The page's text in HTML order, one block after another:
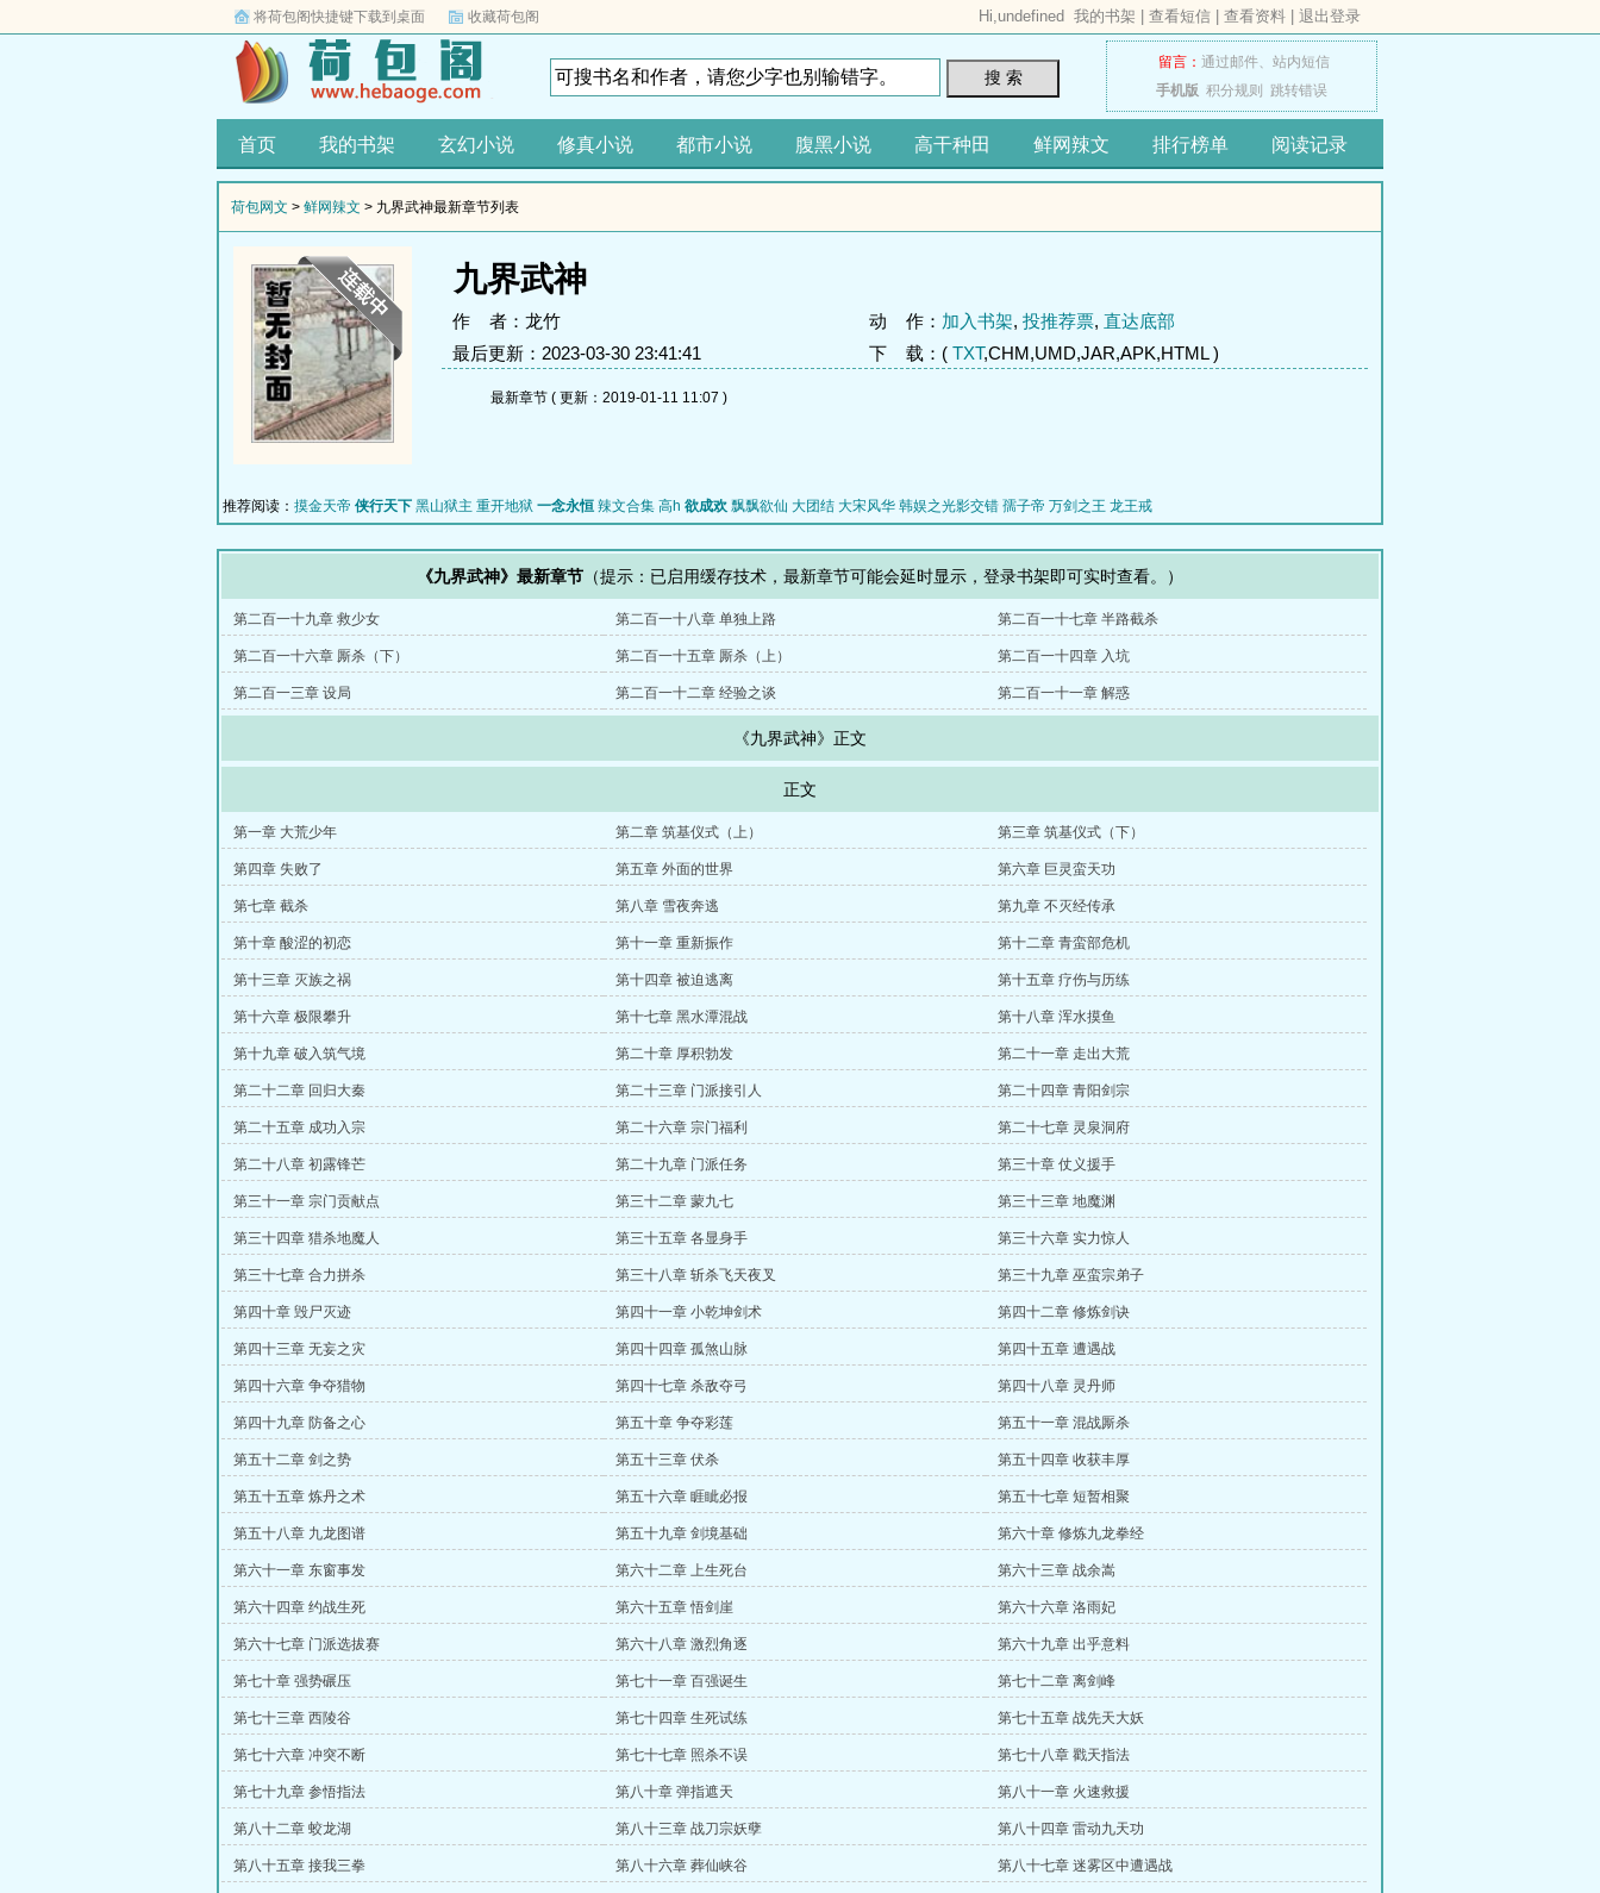
将荷包阁快捷键下载到桌面 收藏荷包阁 Hi,undefined 我的书架 查看短信 查看资料 退出登录
搜 索
留言： 通过邮件、 站内短信
手机版 积分规则 跳转错误
首页 我的书架 玄幻小说 修真小说 都市小说 腹黑小说 高干种田 鲜网辣文 排行榜单 阅读记录
荷包网文 > 鲜网辣文 > 九界武神最新章节列表
九界武神
作 者：龙竹 动 作： 加入书架, 投推荐票, 直达底部
最后更新：2023-03-30 23:41:41
下 载：( TXT,CHM,UMD,JAR,APK,HTML )
最新章节 ( 更新：2019-01-11 11:07 )
推荐阅读： 摸金天帝 侠行天下 黑山狱主 重开地狱 一念永恒 辣文合集 高h 欲成欢 飘飘欲仙 大团结 大宋风华 韩娱之光影交错 孺子帝 万剑之王 龙王戒
《九界武神》最新章节 （提示：已启用缓存技术，最新章节可能会延时显示，登录书架即可实时查看。）
第二百一十九章 救少女 第二百一十八章 单独上路 第二百一十七章 半路截杀
第二百一十六章 厮杀（下） 第二百一十五章 厮杀（上） 第二百一十四章 入坑
第二百一三章 设局 第二百一十二章 经验之谈 第二百一十一章 解惑
《九界武神》正文
正文
第一章 大荒少年 第二章 筑基仪式（上） 第三章 筑基仪式（下）
第四章 失败了 第五章 外面的世界 第六章 巨灵蛮天功
第七章 截杀 第八章 雪夜奔逃 第九章 不灭经传承
第十章 酸涩的初恋 第十一章 重新振作 第十二章 青蛮部危机
第十三章 灭族之祸 第十四章 被迫逃离 第十五章 疗伤与历练
第十六章 极限攀升 第十七章 黑水潭混战 第十八章 浑水摸鱼
第十九章 破入筑气境 第二十章 厚积勃发 第二十一章 走出大荒
第二十二章 回归大秦 第二十三章 门派接引人 第二十四章 青阳剑宗
第二十五章 成功入宗 第二十六章 宗门福利 第二十七章 灵泉洞府
第二十八章 初露锋芒 第二十九章 门派任务 第三十章 仗义援手
第三十一章 宗门贡献点 第三十二章 蒙九七 第三十三章 地魔渊
第三十四章 猎杀地魔人 第三十五章 各显身手 第三十六章 实力惊人
第三十七章 合力拼杀 第三十八章 斩杀飞天夜叉 第三十九章 巫蛮宗弟子
第四十章 毁尸灭迹 第四十一章 小乾坤剑术 第四十二章 修炼剑诀
第四十三章 无妄之灾 第四十四章 孤煞山脉 第四十五章 遭遇战
第四十六章 争夺猎物 第四十七章 杀敌夺弓 第四十八章 灵丹师
第四十九章 防备之心 第五十章 争夺彩莲 第五十一章 混战厮杀
第五十二章 剑之势 第五十三章 伏杀 第五十四章 收获丰厚
第五十五章 炼丹之术 第五十六章 睚眦必报 第五十七章 短暂相聚
第五十八章 九龙图谱 第五十九章 剑境基础 第六十章 修炼九龙拳经
第六十一章 东窗事发 第六十二章 上生死台 第六十三章 战余嵩
第六十四章 约战生死 第六十五章 悟剑崖 第六十六章 洛雨妃
第六十七章 门派选拔赛 第六十八章 激烈角逐 第六十九章 出乎意料
第七十章 强势碾压 第七十一章 百强诞生 第七十二章 离剑峰
第七十三章 西陵谷 第七十四章 生死试练 第七十五章 战先天大妖
第七十六章 冲突不断 第七十七章 照杀不误 第七十八章 戳天指法
第七十九章 参悟指法 第八十章 弹指遮天 第八十一章 火速救援
第八十二章 蛟龙湖 第八十三章 战刀宗妖孽 第八十四章 雷动九天功
第八十五章 接我三拳 第八十六章 葬仙峡谷 第八十七章 迷雾区中遭遇战